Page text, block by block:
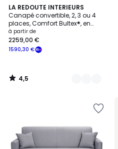
LA REDOUTE INTERIEURS
Canapé convertible, 2, 3 ou 4
places, Comfort Bultex®, en
texturé chiné, TIMOR
à partir de
1590,30 €
2259,00 €
4,5
/ 5
3
Couleurs
4,5
/